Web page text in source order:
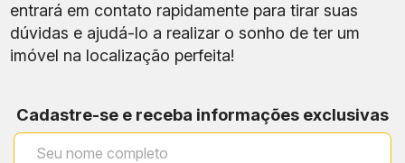
entrará em contato rapidamente para tirar suas
dúvidas e ajudá-lo a realizar o sonho de ter um
imóvel na localização perfeita!
Cadastre-se e receba informações exclusivas